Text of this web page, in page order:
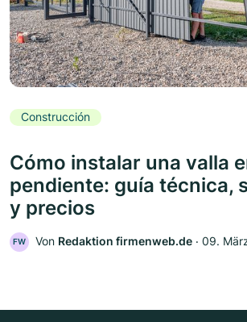
Construcción
Cómo instalar una valla
pendiente: guía técnica,
y precios
FW Von Redaktion firmenweb.de ‧ 09.